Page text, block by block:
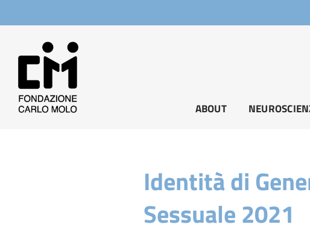
al
contenuto
ABOUT
Identità di
Sessuale 2021